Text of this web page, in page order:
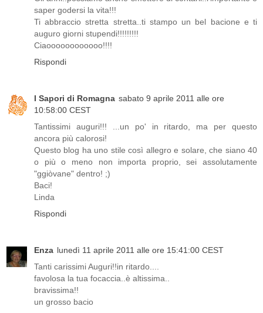
saper godersi la vita!!!
Ti abbraccio stretta stretta..ti stampo un bel bacione e ti
auguro giorni stupendi!!!!!!!!!
Ciaoooooooooooo!!!!
Rispondi
I Sapori di Romagna sabato 9 aprile 2011 alle ore
10:58:00 CEST
Tantissimi auguri!!! ...un po' in ritardo, ma per questo
ancora più calorosi!
Questo blog ha uno stile così allegro e solare, che siano 40
o più o meno non importa proprio, sei assolutamente
"ggiòvane" dentro! ;)
Baci!
Linda
Rispondi
Enza lunedì 11 aprile 2011 alle ore 15:41:00 CEST
Tanti carissimi Auguri!!in ritardo....
favolosa la tua focaccia..è altissima..
bravissima!!
un grosso bacio